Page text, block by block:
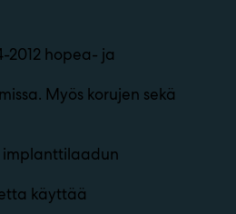
2012 hopea- ja
Myös korujen sekä
implanttilaadun
käyttää